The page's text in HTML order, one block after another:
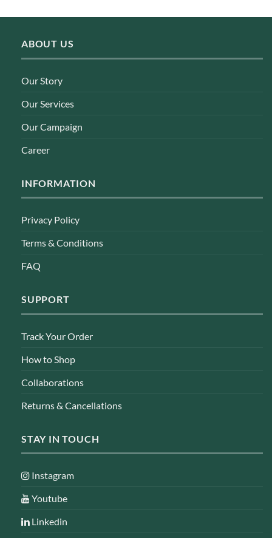
ABOUT US
Our Story
Our Services
Our Campaign
Career
INFORMATION
Privacy Policy
Terms & Conditions
FAQ
SUPPORT
Track Your Order
How to Shop
Collaborations
Returns & Cancellations
STAY IN TOUCH
Instagram
Youtube
Linkedin